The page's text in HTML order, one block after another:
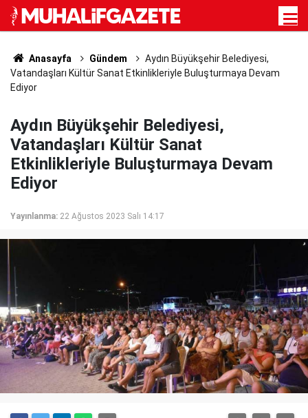
Anasayfa Gündem
Aydın Büyükşehir Belediyesi,
Vatandaşları Kültür Sanat Etkinlikleriyle Buluşturmaya Devam
Ediyor
Aydın Büyükşehir Belediyesi,
Vatandaşları Kültür Sanat
Etkinlikleriyle Buluşturmaya Devam
Ediyor
Yayınlanma: 22 Ağustos 2023 Salı 14:17